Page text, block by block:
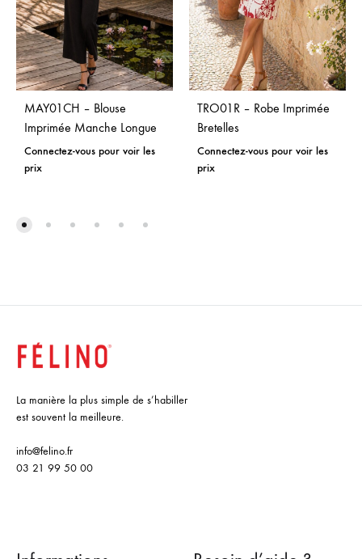
MAY01CH – Blouse
Imprimée Manche Longue
Connectez-vous pour voir les
prix
TRO01R – Robe Imprimée
Bretelles
Connectez-vous pour voir les
prix
La manière la plus simple de s’habiller
est souvent la meilleure.
info@felino.fr
03 21 99 50 00